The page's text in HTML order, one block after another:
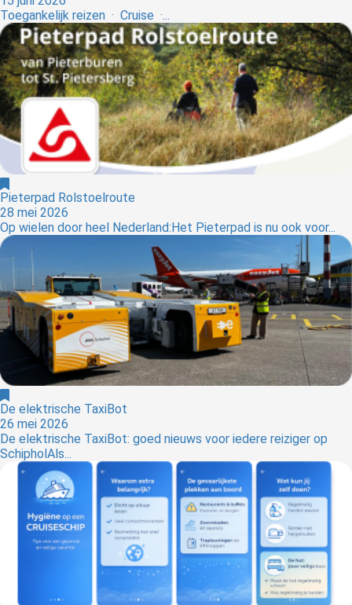
Toegankelijk reizen · Cruise ·...
Pieterpad Rolstoelroute
28 mei 2026
Op wielen door heel Nederland:Het Pieterpad is nu ook voor...
De elektrische TaxiBot
26 mei 2026
De elektrische TaxiBot: goed nieuws voor iedere reiziger op
SchipholAls...